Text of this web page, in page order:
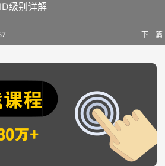
级别详解
下一篇